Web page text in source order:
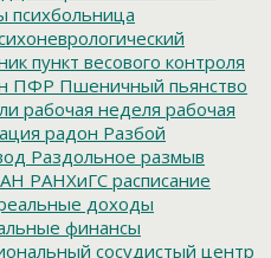
психбольница
пункт весового контроля
ПФР Пшеничный пьянство
рабочая неделя рабочая
радон Разбой
Раздольное размыв
РАНХиГС расписание
доходы
финансы
сосудистый центр